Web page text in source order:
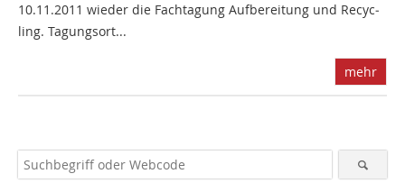
10.11.2011 wieder die Fachtagung Aufbereitung und Recy­c­
ling. Tagungsort...
mehr